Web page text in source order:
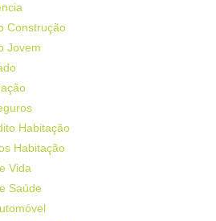
Construção
Jovem
Habitação
Habitação
Vida
Saúde